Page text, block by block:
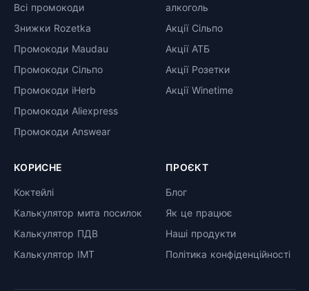
Всі промокоди
Знижки Rozetka
Промокоди Maudau
Промокоди Сільпо
Промокоди iHerb
Промокоди Aliexpress
Промокоди Answear
алкоголь
Акції Сільпо
Акції АТБ
Акції Розетки
Акції Winetime
КОРИСНЕ
Коктейлі
Калькулятор мита посилок
Калькулятор ПДВ
Калькулятор ІМТ
ПРОЄКТ
Блог
Як це працює
Наші продукти
Політика конфіденційності